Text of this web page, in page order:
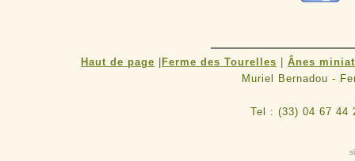
Haut de page Ferme des Tourelles
Ânes
Muriel Bernadou -
Tel : (33) 04 67 44